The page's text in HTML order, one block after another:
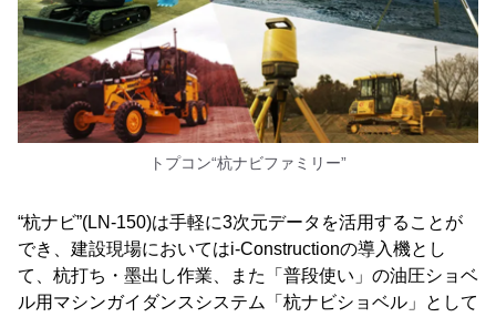
トプコン“杭ナビファミリー”
“杭ナビ”(LN-150)は手軽に3次元データを活用することが
でき、建設現場においてはi-Constructionの導入機とし
て、杭打ち・墨出し作業、また「普段使い」の油圧ショベ
ル用マシンガイダンスシステム「杭ナビショベル」として